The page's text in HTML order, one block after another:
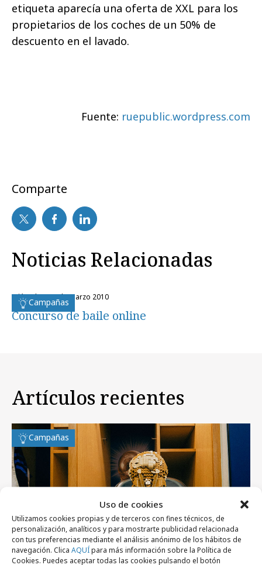
Uso de cookies
Utilizamos cookies propias y de terceros con fines técnicos, de
personalización, analíticos y para mostrarte publicidad relacionada
con tus preferencias mediante el análisis anónimo de los hábitos de
navegación. Clica AQUÍpara más información sobre la Política de
Cookies. Puedes aceptar todas las cookies pulsando el botón
etiqueta aparecía una oferta de XXL para los
propietarios de los coches de un 50% de
descuento en el lavado.
Fuente: ruepublic.wordpress.com
Comparte
Noticias Relacionadas
Campañas
miércoles, 17 de marzo 2010
Concurso de baile online
Artículos recientes
Campañas